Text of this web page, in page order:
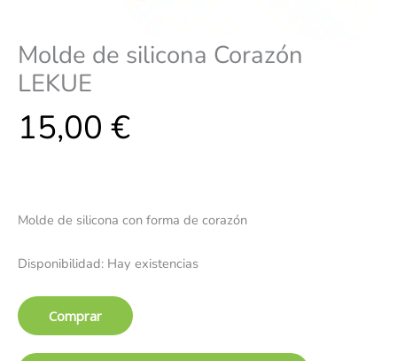
Molde de silicona Corazón
LEKUE
15,00 €
Molde de silicona con forma de corazón
Disponibilidad: Hay existencias
Comprar